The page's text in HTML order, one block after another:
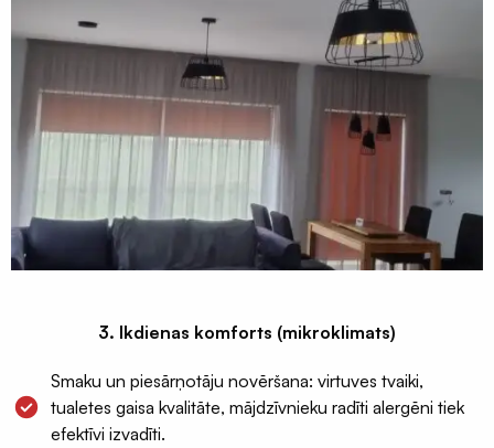
3. Ikdienas komforts (mikroklimats)
Smaku un piesārņotāju novēršana: virtuves tvaiki,
tualetes gaisa kvalitāte, mājdzīvnieku radīti alergēni tiek
efektīvi izvadīti.
Manšetes
aizsardzība
Ventilācijas
sistēmas
Gaisvadi
un
kolektori
restes
Nosūce